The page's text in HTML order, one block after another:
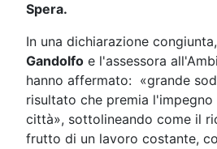
Spera.
In una dichiarazione
Gandolfo e l'assessora
hanno affermato: «grande
risultato che premia
città», sottolineando come il
frutto di un lavoro costante,